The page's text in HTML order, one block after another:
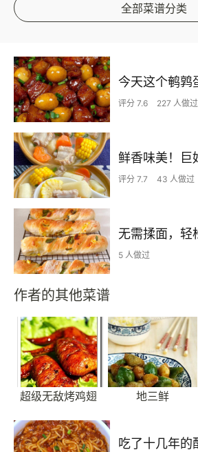
全部菜谱分类
评分 7.6 227 人做过
评分 7.7 43 人做过
5 人做过
作者的其他菜谱
超级无敌烤鸡翅 地三鲜